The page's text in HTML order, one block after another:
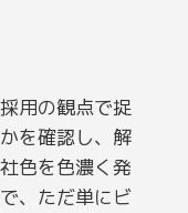
用の観点で捉
を確認し、解
色を色濃く発
、ただ単にビ